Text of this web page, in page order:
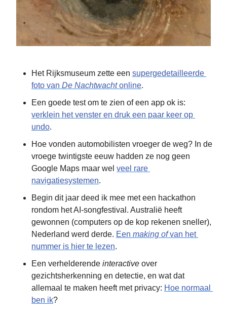
Het Rijksmuseum zette een supergedetailleerde
foto van De Nachtwacht online.
verklein het venster en druk een paar keer op
undo.
Hoe vonden automobilisten vroeger de weg? In de
vroege twintigste eeuw hadden ze nog geen
Google Maps maar wel veel rare
navigatiesystemen.
Begin dit jaar deed ik mee met een hackathon
rondom het AI-songfestival. Australië heeft
gewonnen (computers op de kop rekenen sneller),
Nederland werd derde. Een making of van het
nummer is hier te lezen.
Een verhelderende interactive over
gezichtsherkenning en detectie, en wat dat
allemaal te maken heeft met privacy: Hoe normaal
ben ik?